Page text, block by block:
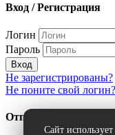
Сайт
Вход / Регистрация
Логин
Пароль
Вход
Не зарегистрированы?
Не поните свой логин?
Отправить